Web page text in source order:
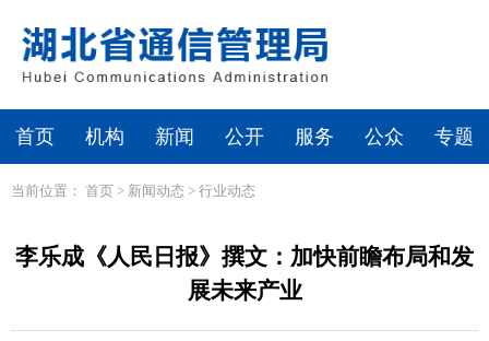
首页 机构 新闻 公开 服务 公众 专题
当前位置： 首页 > 新闻动态 > 行业动态
李乐成《人民日报》撰文：加快前瞻布局和发
展未来产业